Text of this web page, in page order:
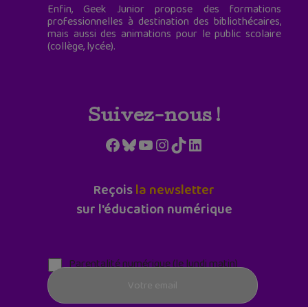
Enfin, Geek Junior propose des formations
professionnelles à destination des bibliothécaires,
mais aussi des animations pour le public scolaire
(collège, lycée).
Suivez-nous !
Facebook
Bluesky
YouTube
Instagram
TikTokLinkedIn
Reçoisla newsletter
sur l'éducation numérique
Parentalité numérique (le lundi matin)